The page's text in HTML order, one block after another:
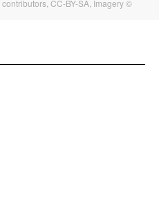
contributors, CC-BY-SA , Imagery ©